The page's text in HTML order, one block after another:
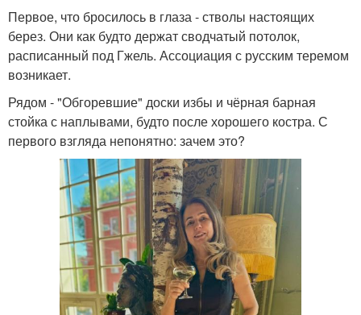
Первое, что бросилось в глаза - стволы настоящих
берез. Они как будто держат сводчатый потолок,
расписанный под Гжель. Ассоциация с русским теремом
возникает.
Рядом - "Обгоревшие" доски избы и чёрная барная
стойка с наплывами, будто после хорошего костра. С
первого взгляда непонятно: зачем это?